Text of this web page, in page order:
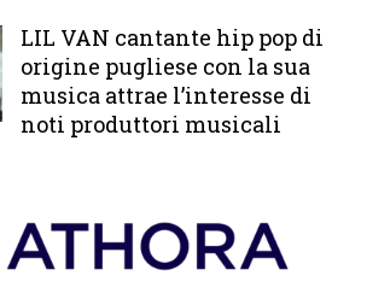
LIL VAN cantante hip pop di
origine pugliese con la sua
musica attrae l’interesse di
noti produttori musicali